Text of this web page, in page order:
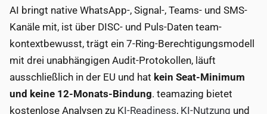
AI bringt native WhatsApp-, Signal-, Teams- und SMS-
Kanäle mit, ist über DISC- und Puls-Daten team-
kontextbewusst, trägt ein 7-Ring-Berechtigungsmodell
mit drei unabhängigen Audit-Protokollen, läuft
ausschließlich in der EU und hat kein Seat-Minimum
und keine 12-Monats-Bindung. teamazing bietet
kostenlose Analysen zu KI-Readiness, KI-Nutzung und